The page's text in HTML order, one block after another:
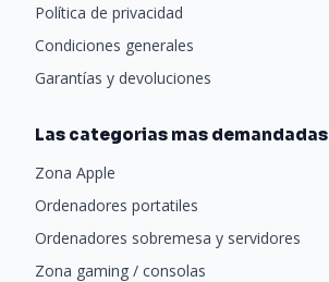
Política de privacidad
Condiciones generales
Garantías y devoluciones
Las categorias mas demandadas
Zona Apple
Ordenadores portatiles
Ordenadores sobremesa y servidores
Zona gaming / consolas